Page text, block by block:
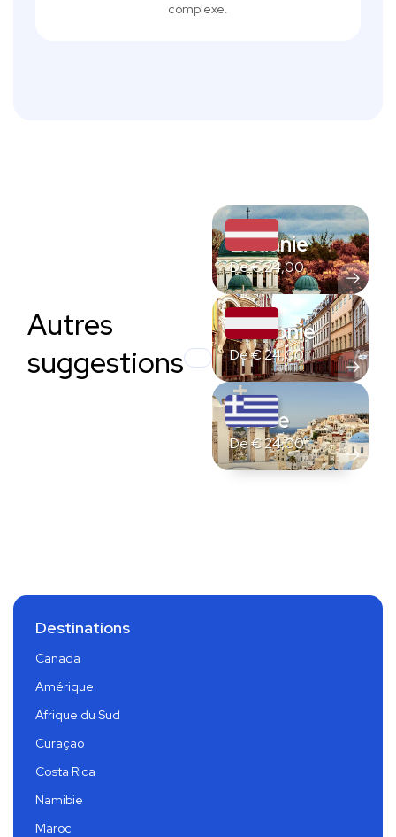
complexe.
Autres
suggestions
Lituanie
De€24,00
Lettonie
De€24,00
Grèce
De€24,00
Destinations
Canada
Amérique
Afrique du Sud
Curaçao
Costa Rica
Namibie
Maroc